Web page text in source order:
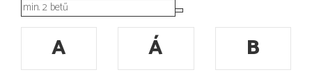
A Á
B